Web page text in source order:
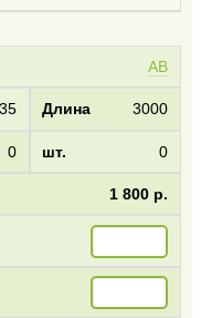
AB
3000
0 0
1 800 р.